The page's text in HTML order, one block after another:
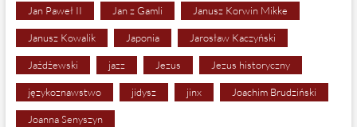
Jan Paweł II Jan z Gamli Janusz Korwin Mikke
Janusz Kowalik Japonia Jarosław Kaczyński
Jażdżewski jazz Jezus Jezus historyczny
językoznawstwo jidysz jinx Joachim Brudziński
Joanna Senyszyn